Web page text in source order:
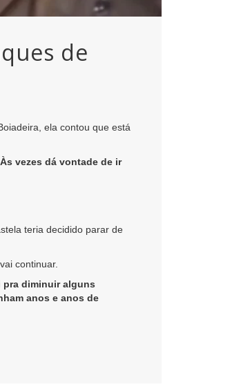
de
ela contou que está
vezes dá vontade de ir
teria decidido parar de
continuar.
pra diminuir alguns
anos e anos de